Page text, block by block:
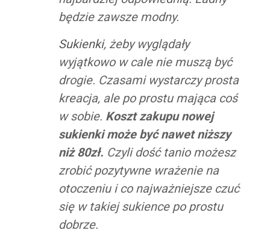
będzie zawsze modny.
Sukienki, żeby wyglądały
wyjątkowo w cale nie muszą być
drogie. Czasami wystarczy prosta
kreacja, ale po prostu mająca coś
w sobie. Koszt zakupu nowej
sukienki może być nawet niższy
niż 80zł. Czyli dość tanio możesz
zrobić pozytywne wrażenie na
otoczeniu i co najważniejsze czuć
się w takiej sukience po prostu
dobrze.